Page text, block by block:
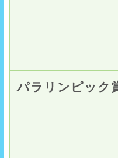
パラリンピック